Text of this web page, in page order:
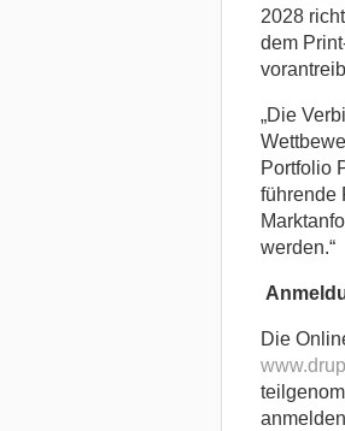
2028
dem
„Die
Portfolio
führende
werden.“
Die